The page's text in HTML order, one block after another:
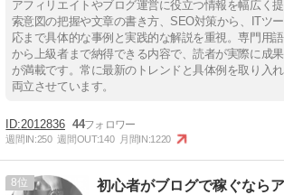
アフィリエイトやブログ運営に役立つ情報を幅広く
索意図の把握や文章の書き方、SEO対策から、ITツ
応まで具体的な事例と実践的な解説を重視。専門用
から上級者まで納得できる内容で、読者が実際に成
が満載です。常に最新のトレンドと具体例を取り入
両立させています。
2012836 44
週間IN:250 週間OUT:140 月間IN:1220
8